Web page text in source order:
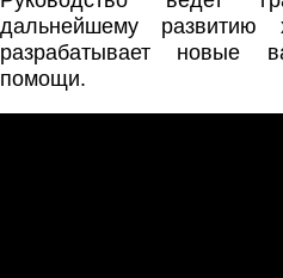
дальнейшему развитию
разрабатывает новые
помощи.